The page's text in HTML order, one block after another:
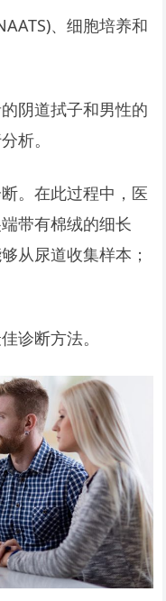
、细胞培养和
阴道拭子和男性的
析。
。在此过程中，医
带有棉绒的细长
从尿道收集样本；
诊断方法。